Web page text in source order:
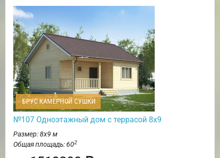
БРУС КАМЕРНОЙ СУШКИ
№107 Одноэтажный дом с террасой 8х9
Размер: 8х9 м
Общая площадь: 602